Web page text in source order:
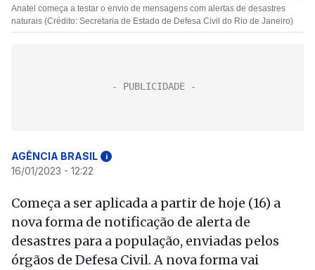
Anatel começa a testar o envio de mensagens com alertas de desastres
naturais (Crédito: Secretaria de Estado de Defesa Civil do Rio de Janeiro)
AGÊNCIA BRASIL i
16/01/2023 - 12:22
Começa a ser aplicada a partir de hoje (16) a
nova forma de notificação de alerta de
desastres para a população, enviadas pelos
órgãos de Defesa Civil. A nova forma vai